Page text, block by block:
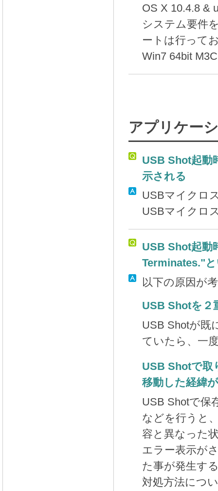
OS X 10.4.8 &
システム要件
ートは行って
Win7 64bit
アプリケー
USB Shot起動
示される
USBマイクロ
USBマイクロ
USB Shot起
Terminates."
以下の原因が
USB Shotを２
USB Shotが既
ていたら、一
USB Shotで取
移動した経緯
USB Shotで保
などを行うと
容と異なった
エラー表示が
た事が発生す
対処方法につ